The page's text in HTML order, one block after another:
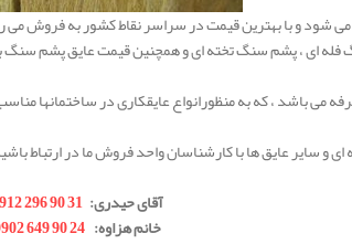
شود و با بهترین قیمت در سراسر نقاط کشور به فروش
ای ، پشم سنگ تخته ای و همچنین قیمت عایق پشم سنگ
می باشد ، که به منظورانواع عایقکاری در ساختمانها
و سایر عایق ها با کارشناسان واحد فروش ما در ارتباط
آقای حیدری: 31 90 296 0912
خانم هزاوه: 24 90 649 0902